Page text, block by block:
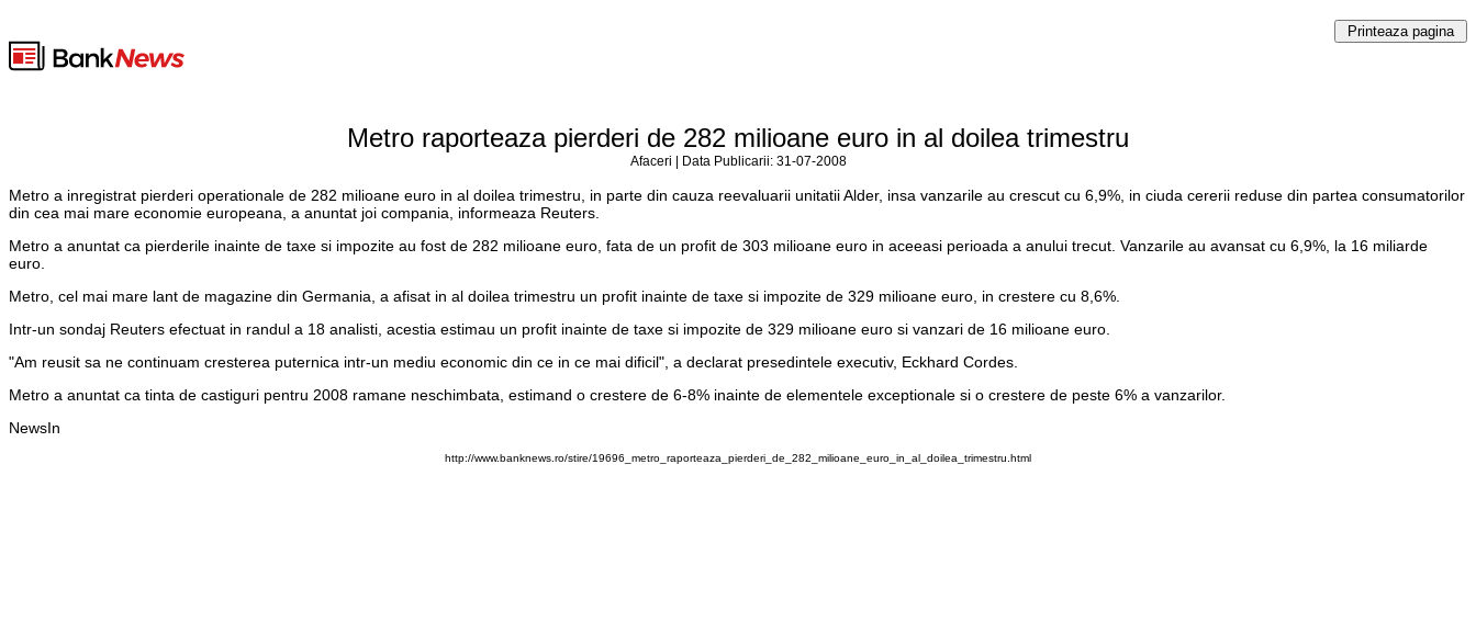
Metro raporteaza pierderi de 282 milioane euro in al doilea trimestru
Afaceri | Data Publicarii: 31-07-2008
Metro a inregistrat pierderi operationale de 282 milioane euro in al doilea trimestru, in parte din cauza reevaluarii unitatii Alder, insa vanzarile au crescut cu 6,9%, in ciuda cererii reduse din partea consumatorilor
din cea mai mare economie europeana, a anuntat joi compania, informeaza Reuters.
Metro a anuntat ca pierderile inainte de taxe si impozite au fost de 282 milioane euro, fata de un profit de 303 milioane euro in aceeasi perioada a anului trecut. Vanzarile au avansat cu 6,9%, la 16 miliarde
euro.
Metro, cel mai mare lant de magazine din Germania, a afisat in al doilea trimestru un profit inainte de taxe si impozite de 329 milioane euro, in crestere cu 8,6%.
Intr-un sondaj Reuters efectuat in randul a 18 analisti, acestia estimau un profit inainte de taxe si impozite de 329 milioane euro si vanzari de 16 milioane euro.
"Am reusit sa ne continuam cresterea puternica intr-un mediu economic din ce in ce mai dificil", a declarat presedintele executiv, Eckhard Cordes.
Metro a anuntat ca tinta de castiguri pentru 2008 ramane neschimbata, estimand o crestere de 6-8% inainte de elementele exceptionale si o crestere de peste 6% a vanzarilor.
NewsIn
http://www.banknews.ro/stire/19696_metro_raporteaza_pierderi_de_282_milioane_euro_in_al_doilea_trimestru.html